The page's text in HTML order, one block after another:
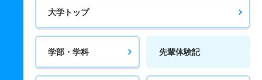
大学トップ
学部・学科 先輩体験記